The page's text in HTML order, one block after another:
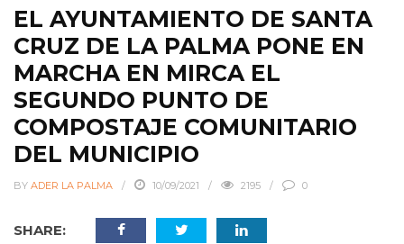
EL AYUNTAMIENTO DE SANTA
CRUZ DE LA PALMA PONE EN
MARCHA EN MIRCA EL
SEGUNDO PUNTO DE
COMPOSTAJE COMUNITARIO
DEL MUNICIPIO
BY ADER LA PALMA 10/09/2021 2195 0
SHARE: